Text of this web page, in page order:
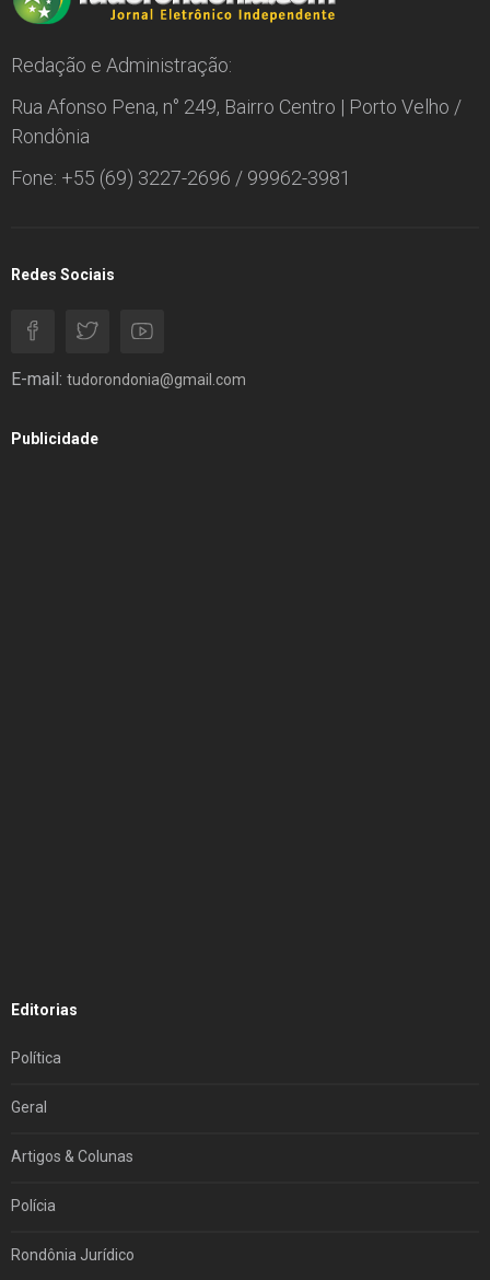
Redação e Administração:
Rua Afonso Pena, n° 249, Bairro Centro | Porto Velho /
Rondônia
Fone: +55 (69) 3227-2696 / 99962-3981
Redes Sociais
E-mail: tudorondonia@gmail.com
Publicidade
Editorias
Política
Geral
Artigos & Colunas
Polícia
Rondônia Jurídico